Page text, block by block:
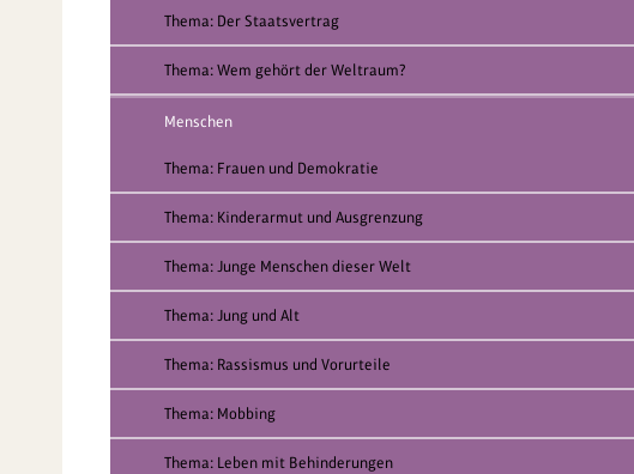
Thema: Der Staatsvertrag
Thema: Wem gehört der Weltraum?
Menschen
Thema: Frauen und Demokratie
Thema: Kinderarmut und Ausgrenzung
Thema: Junge Menschen dieser Welt
Thema: Jung und Alt
Thema: Rassismus und Vorurteile
Thema: Mobbing
Thema: Leben mit Behinderungen